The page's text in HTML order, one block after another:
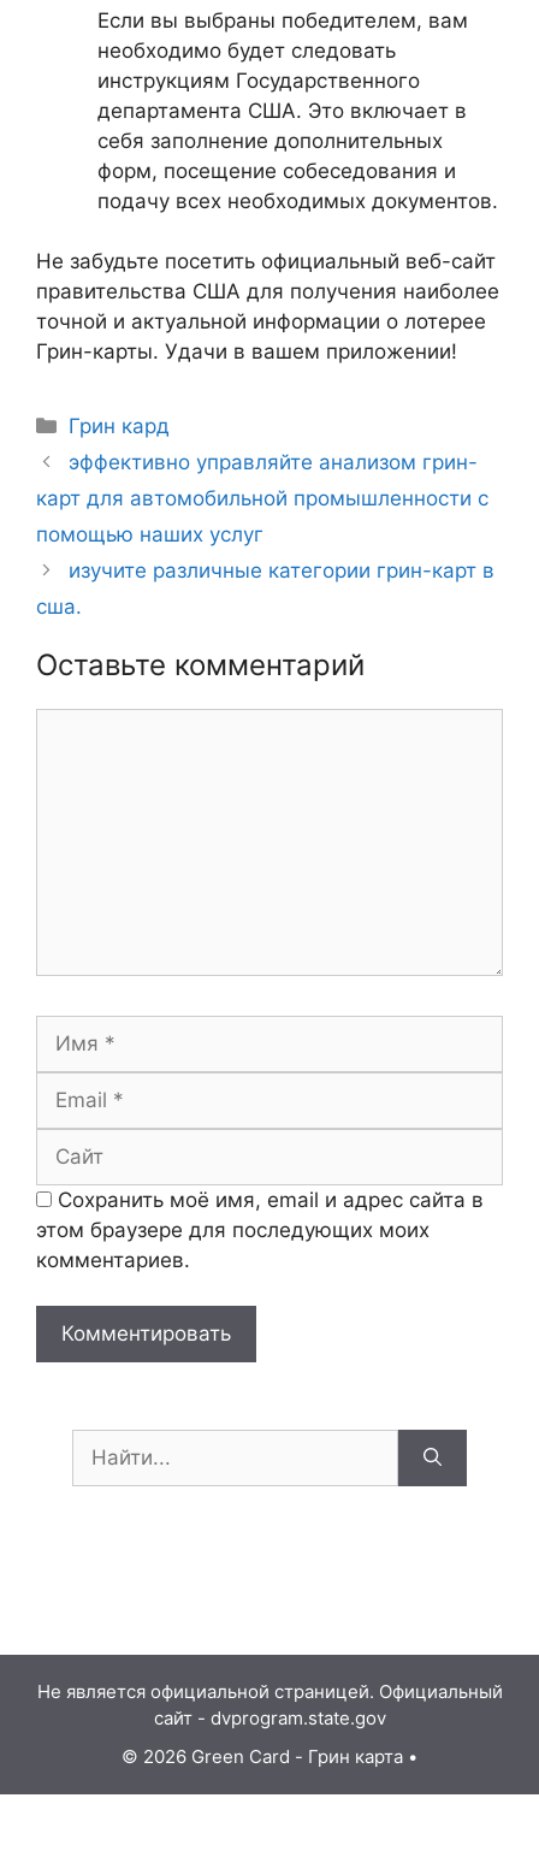
Если вы выбраны победителем, вам
необходимо будет следовать
инструкциям Государственного
департамента США. Это включает в
себя заполнение дополнительных
форм, посещение собеседования и
подачу всех необходимых документов.
Не забудьте посетить официальный веб-сайт
правительства США для получения наиболее
точной и актуальной информации о лотерее
Грин-карты. Удачи в вашем приложении!
Рубрики
Грин кард
Навигация
записи
эффективно управляйте анализом грин-
карт для автомобильной промышленности с
помощью наших услуг
изучите различные категории грин-карт в
сша.
Оставьте комментарий
Сохранить моё имя, email и адрес сайта в
этом браузере для последующих моих
комментариев.
Не является официальной страницей. Официальный
сайт - dvprogram.state.gov
© 2026 Green Card - Грин карта •